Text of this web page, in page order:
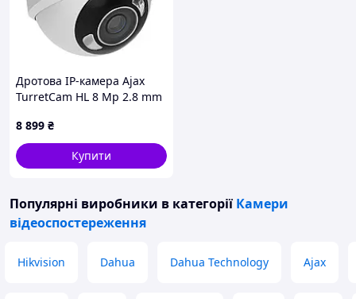
Дротова IP-камера Ajax
TurretCam HL 8 Mp 2.8 mm
8 899 ₴
Купити
Популярні виробники в категорії Камери
відеоспостереження
Hikvision Dahua Dahua Technology Ajax